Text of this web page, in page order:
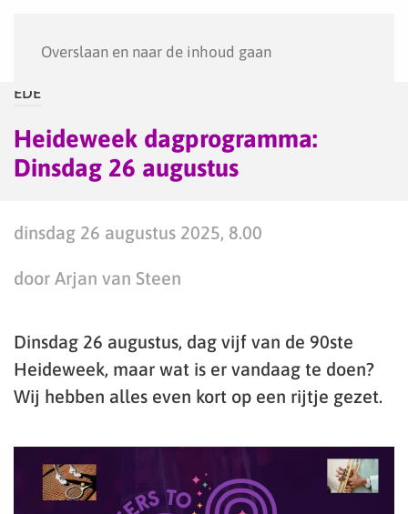
Overslaan en naar de inhoud gaan
EDE
Heideweek dagprogramma:
Dinsdag 26 augustus
dinsdag 26 augustus 2025, 8.00
door Arjan van Steen
Dinsdag 26 augustus, dag vijf van de 90ste
Heideweek, maar wat is er vandaag te doen?
Wij hebben alles even kort op een rijtje gezet.